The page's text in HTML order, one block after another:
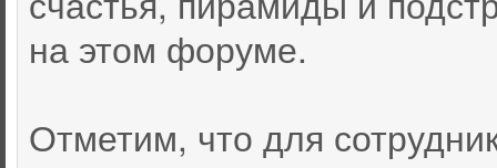
на этом форуме.
Отметим, что для